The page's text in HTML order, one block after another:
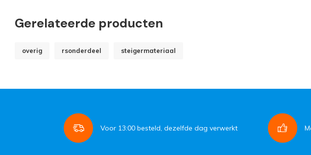
Gerelateerde producten
overig rsonderdeel steigermateriaal
Voor 13:00 besteld, dezelfde dag verwerkt